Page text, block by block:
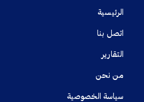
الرئيسية
اتصل بنا
التقارير
من نحن
سياسة الخصوصية